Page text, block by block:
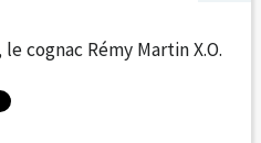
cognac Rémy Martin X.O.